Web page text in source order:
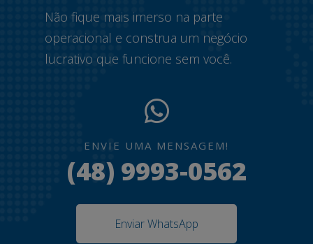
Não fique mais imerso na parte
operacional e construa um negócio
lucrativo que funcione sem você.
ENVIE UMA MENSAGEM!
(48) 9993-0562
Enviar WhatsApp